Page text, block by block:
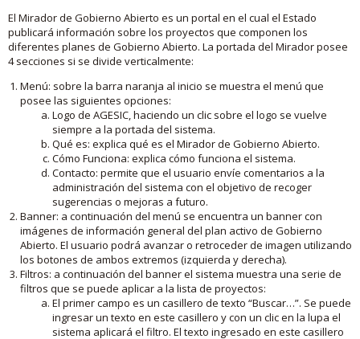
El Mirador de Gobierno Abierto es un portal en el cual el Estado
publicará información sobre los proyectos que componen los
diferentes planes de Gobierno Abierto. La portada del Mirador posee
4 secciones si se divide verticalmente:
Menú: sobre la barra naranja al inicio se muestra el menú que
posee las siguientes opciones:
Logo de AGESIC, haciendo un clic sobre el logo se vuelve
siempre a la portada del sistema.
Qué es: explica qué es el Mirador de Gobierno Abierto.
Cómo Funciona: explica cómo funciona el sistema.
Contacto: permite que el usuario envíe comentarios a la
administración del sistema con el objetivo de recoger
sugerencias o mejoras a futuro.
Banner: a continuación del menú se encuentra un banner con
imágenes de información general del plan activo de Gobierno
Abierto. El usuario podrá avanzar o retroceder de imagen utilizando
los botones de ambos extremos (izquierda y derecha).
Filtros: a continuación del banner el sistema muestra una serie de
filtros que se puede aplicar a la lista de proyectos:
El primer campo es un casillero de texto “Buscar…”. Se puede
ingresar un texto en este casillero y con un clic en la lupa el
sistema aplicará el filtro. El texto ingresado en este casillero